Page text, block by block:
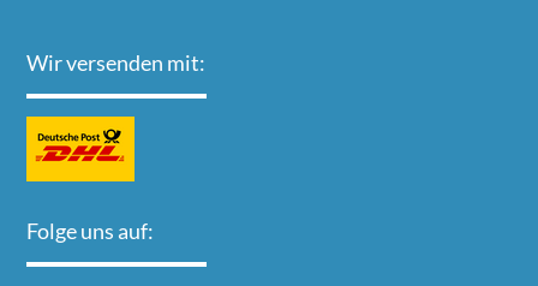
Wir versenden mit:
Folge uns auf: